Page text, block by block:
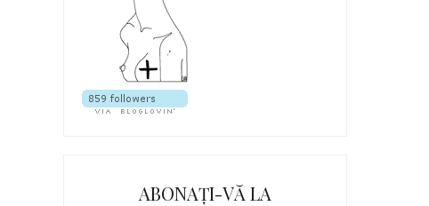
ABONAȚI-VĂ LA